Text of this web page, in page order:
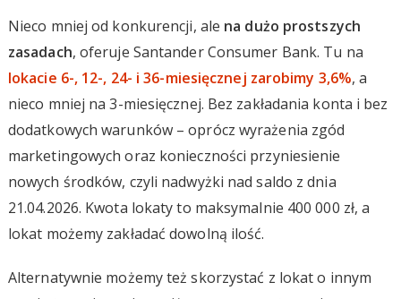
Nieco mniej od konkurencji, ale na dużo prostszych
zasadach, oferuje Santander Consumer Bank. Tu na
lokacie 6-, 12-, 24- i 36-miesięcznej zarobimy 3,6%, a
nieco mniej na 3-miesięcznej. Bez zakładania konta i bez
dodatkowych warunków – oprócz wyrażenia zgód
marketingowych oraz konieczności przyniesienie
nowych środków, czyli nadwyżki nad saldo z dnia
21.04.2026. Kwota lokaty to maksymalnie 400 000 zł, a
lokat możemy zakładać dowolną ilość.
Alternatywnie możemy też skorzystać z lokat o innym